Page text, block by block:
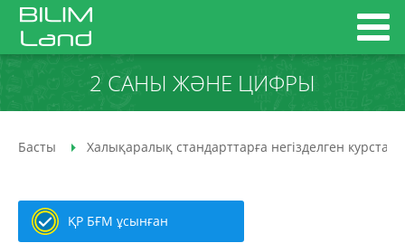
2 САНЫ ЖӘНЕ ЦИФРЫ
Басты Халықаралық стандарттарға негізделген курстар
ҚР БҒМ ұсынған